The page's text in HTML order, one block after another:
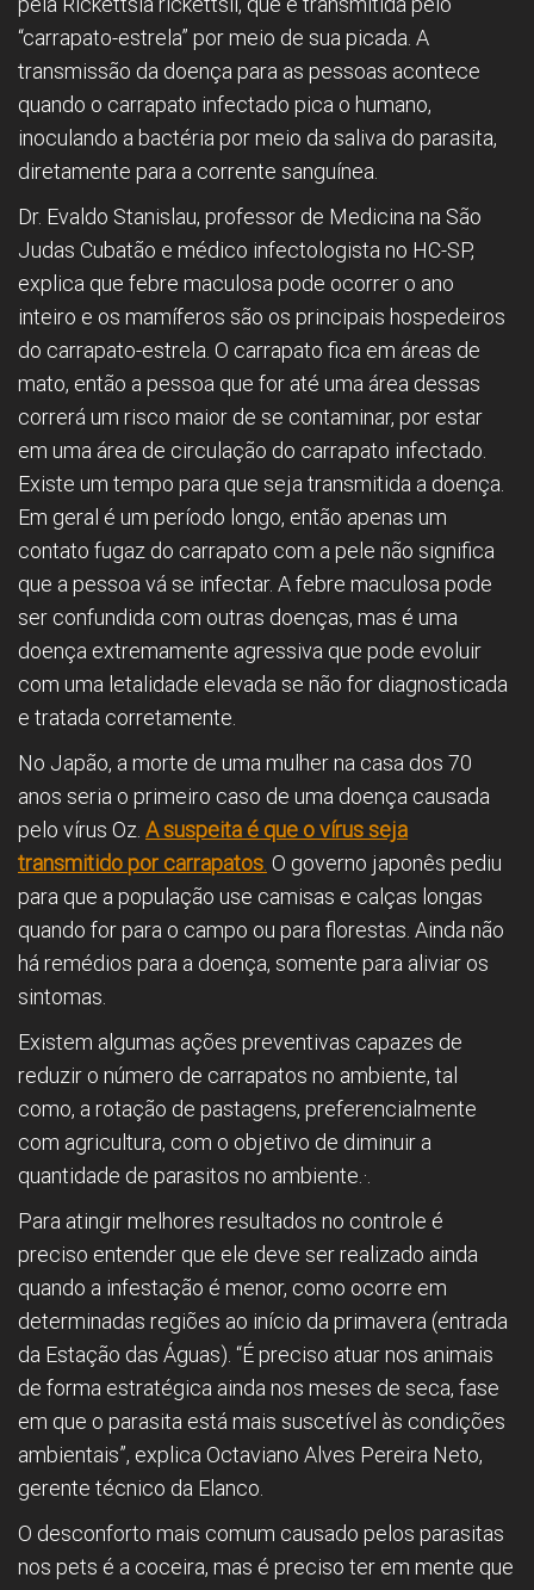
“carrapato-estrela” por meio de sua picada. A
transmissão da doença para as pessoas acontece
quando o carrapato infectado pica o humano,
inoculando a bactéria por meio da saliva do parasita,
diretamente para a corrente sanguínea.
Dr. Evaldo Stanislau, professor de Medicina na São
Judas Cubatão e médico infectologista no HC-SP,
explica que febre maculosa pode ocorrer o ano
inteiro e os mamíferos são os principais hospedeiros
do carrapato-estrela. O carrapato fica em áreas de
mato, então a pessoa que for até uma área dessas
correrá um risco maior de se contaminar, por estar
em uma área de circulação do carrapato infectado.
Existe um tempo para que seja transmitida a doença.
Em geral é um período longo, então apenas um
contato fugaz do carrapato com a pele não significa
que a pessoa vá se infectar. A febre maculosa pode
ser confundida com outras doenças, mas é uma
doença extremamente agressiva que pode evoluir
com uma letalidade elevada se não for diagnosticada
e tratada corretamente.
No Japão, a morte de uma mulher na casa dos 70
anos seria o primeiro caso de uma doença causada
pelo vírus Oz. A suspeita é que o vírus seja
transmitido por carrapatos O governo japonês pediu
para que a população use camisas e calças longas
quando for para o campo ou para florestas. Ainda não
há remédios para a doença, somente para aliviar os
sintomas.
Existem algumas ações preventivas capazes de
reduzir o número de carrapatos no ambiente, tal
como, a rotação de pastagens, preferencialmente
com agricultura, com o objetivo de diminuir a
quantidade de parasitos no ambiente.·.
Para atingir melhores resultados no controle é
preciso entender que ele deve ser realizado ainda
quando a infestação é menor, como ocorre em
determinadas regiões ao início da primavera (entrada
da Estação das Águas). “É preciso atuar nos animais
de forma estratégica ainda nos meses de seca, fase
em que o parasita está mais suscetível às condições
ambientais”, explica Octaviano Alves Pereira Neto,
gerente técnico da Elanco.
O desconforto mais comum causado pelos parasitas
nos pets é a coceira, mas é preciso ter em mente que